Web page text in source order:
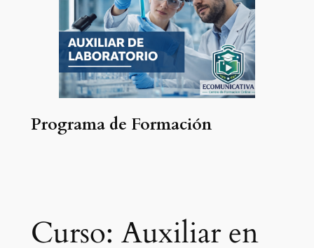
Programa de Formación
Curso: Auxiliar en